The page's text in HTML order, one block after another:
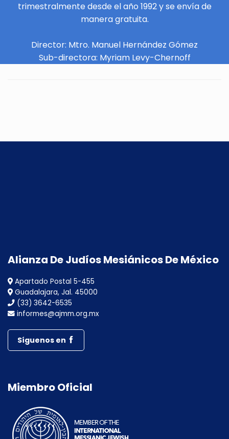
trimestralmente desde el año 1992 y se envía de
manera gratuita.
Director: Mtro. Manuel Hernández Gómez
Sub-directora: Myriam Levy-Chernoff
Alianza De Judíos Mesiánicos De México
Apartado Postal 5-455
Guadalajara, Jal. 45000
(33) 3642-6535
informes@ajmm.org.mx
Síguenos en
Miembro Oficial